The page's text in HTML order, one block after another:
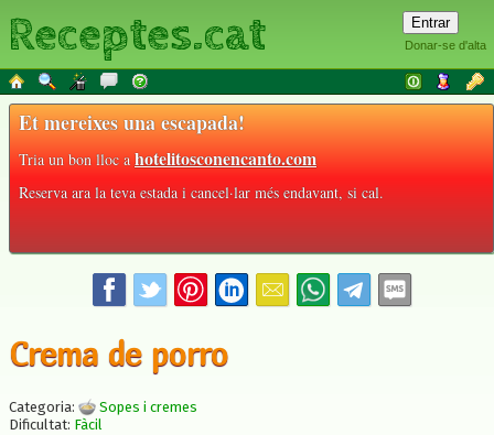
Donar-se d'alta
Receptes.cat
Et mereixes una escapada!
Tria un bon lloc ahotelitosconencanto.com
Reserva ara la teva estada i cancel·lar més endavant, si cal.
Crema de porro
Categoria:
Sopes i cremes
Dificultat: Fàcil